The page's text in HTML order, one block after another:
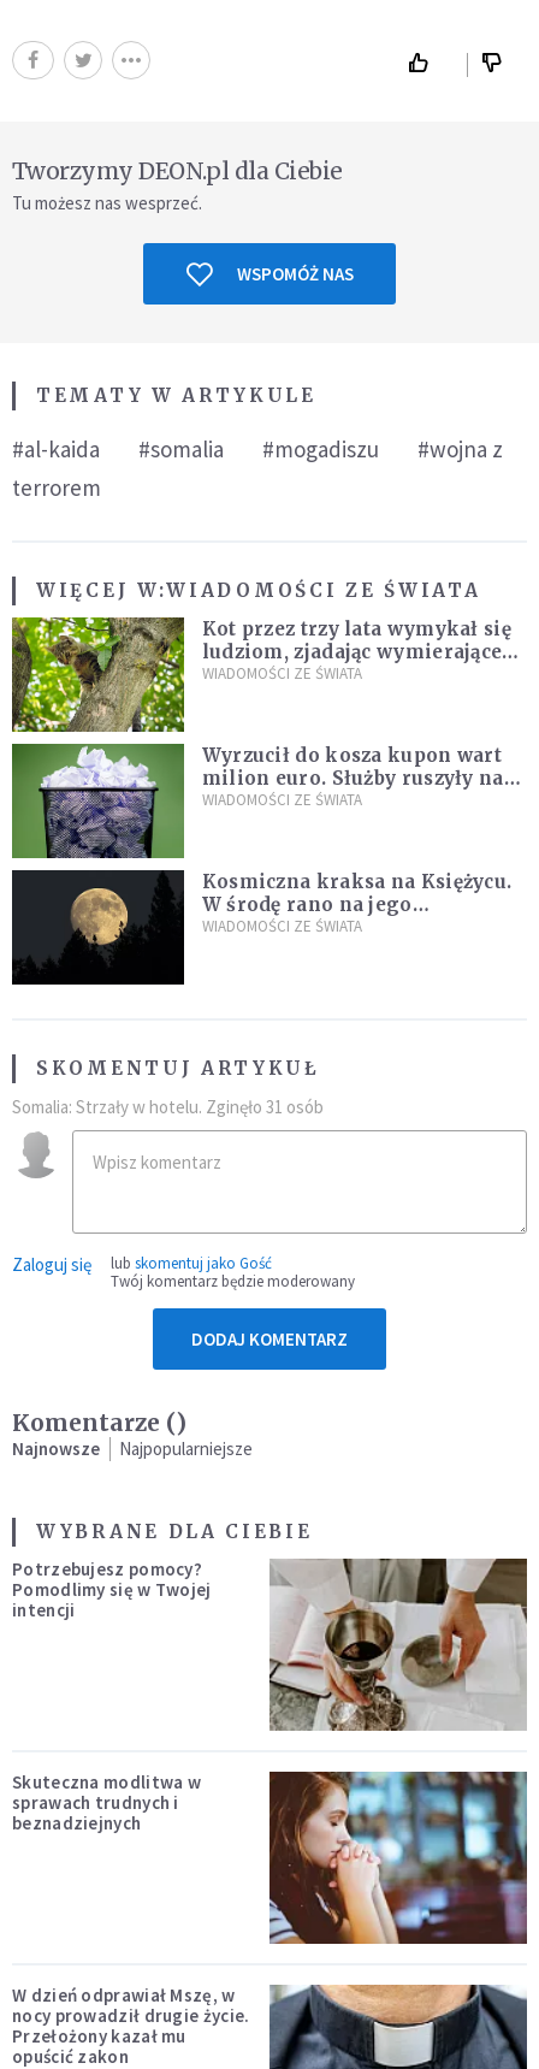
Tworzymy DEON.pl dla Ciebie
Tu możesz nas wesprzeć.
WSPOMÓŻ NAS
TEMATY W ARTYKULE
#al-kaida #somalia #mogadiszu
#wojna z
terrorem
WIĘCEJ W:WIADOMOŚCI ZE ŚWIATA
Kot przez trzy lata wymykał się
ludziom, zjadając wymierające
kaczki. W końcu popełnił
WIADOMOŚCI ZE ŚWIATA
Wyrzucił do kosza kupon wart
milion euro. Służby ruszyły na
poszukiwania
WIADOMOŚCI ZE ŚWIATA
Kosmiczna kraksa na Księżycu.
W środę rano na jego
powierzchni dojdzie do
WIADOMOŚCI ZE ŚWIATA
SKOMENTUJ ARTYKUŁ
Somalia: Strzały w hotelu. Zginęło 31 osób
Zaloguj się lub skomentuj jako Gość
Twój komentarz będzie moderowany
DODAJ KOMENTARZ
Komentarze ()
Najnowsze Najpopularniejsze
WYBRANE DLA CIEBIE
Potrzebujesz pomocy?
Pomodlimy się w Twojej
intencji
Skuteczna modlitwa w
sprawach trudnych i
beznadziejnych
W dzień odprawiał Mszę, w
nocy prowadził drugie życie.
Przełożony kazał mu
opuścić zakon